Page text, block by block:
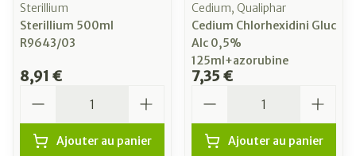
Sterillium
Sterillium 500ml
R9643/03
8,91 €
Ajouter au panier
Cedium, Qualiphar
Cedium Chlorhexidini Gluc
Alc 0,5%
125ml+azorubine
7,35 €
Ajouter au panier